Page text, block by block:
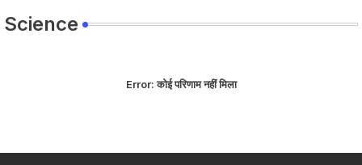
Science
Error:कोई परिणाम नहीं मिला